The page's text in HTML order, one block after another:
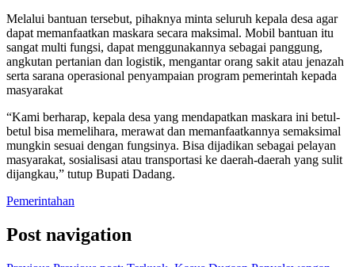
Melalui bantuan tersebut, pihaknya minta seluruh kepala desa agar
dapat memanfaatkan maskara secara maksimal. Mobil bantuan itu
sangat multi fungsi, dapat menggunakannya sebagai panggung,
angkutan pertanian dan logistik, mengantar orang sakit atau jenazah
serta sarana operasional penyampaian program pemerintah kepada
masyarakat
“Kami berharap, kepala desa yang mendapatkan maskara ini betul-
betul bisa memelihara, merawat dan memanfaatkannya semaksimal
mungkin sesuai dengan fungsinya. Bisa dijadikan sebagai pelayan
masyarakat, sosialisasi atau transportasi ke daerah-daerah yang sulit
dijangkau,” tutup Bupati Dadang.
Pemerintahan
Post navigation